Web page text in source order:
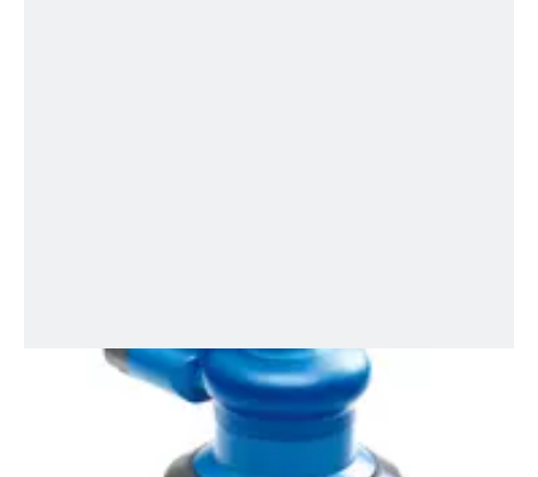
Machine de ponceuse d'air de
plancher en bois d'aspirateur central
de 6 pouces pour la surface de voiture